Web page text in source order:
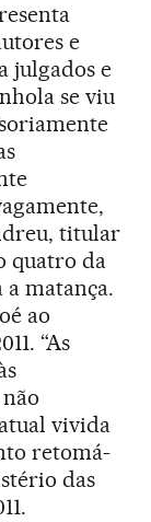
e
julgados e
se viu
titular
quatro da
matança.
ao
“As
vivida
retomá-
das